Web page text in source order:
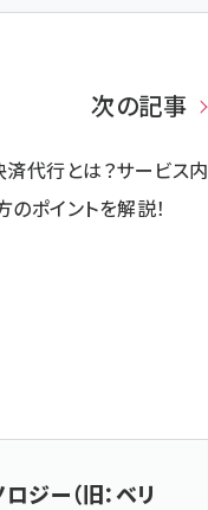
次の記事
済代行とは？サービス内
のポイントを解説！
ジー（旧：ベリ